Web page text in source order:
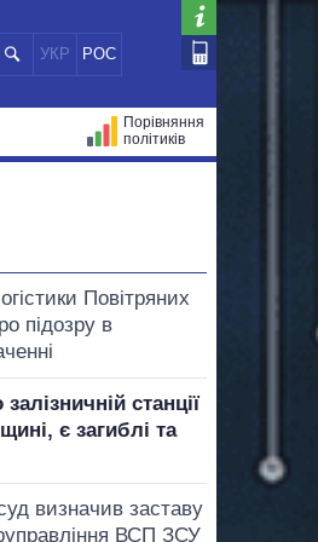
УКР РОС
Порівняння
політиків
Повітряних
підозру в
станції
є загиблі та
визначив заставу
ВСП ЗСУ